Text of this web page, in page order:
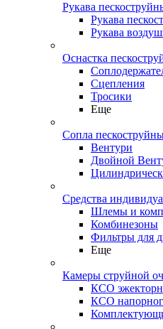
Рукава
Рукава
Рукава
Оснастка
Сцепления
Тросики
Еще
Сопла
Вентури
Двойной
Средства
Шлемы и
Комбинезоны
Фильтры для
Еще
Камеры струйной
КСО
КСО